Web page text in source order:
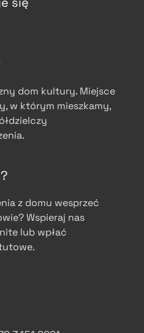
dom kultury. Miejsce
w którym mieszkamy,
z domu wesprzeć
Wspieraj nas
lub wpłać